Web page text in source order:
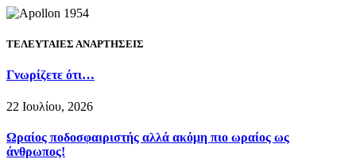
ΤΕΛΕΥΤΑΙΕΣ ΑΝΑΡΤΗΣΕΙΣ
Γνωρίζετε ότι…
22 Ιουλίου, 2026
Ωραίος ποδοσφαιριστής αλλά ακόμη πιο ωραίος ως
άνθρωπος!